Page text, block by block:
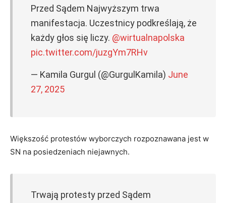
Przed Sądem Najwyższym trwa
manifestacja. Uczestnicy podkreślają, że
każdy głos się liczy. @wirtualnapolska
pic.twitter.com/juzgYm7RHv
— Kamila Gurgul (@GurgulKamila) June
27, 2025
Większość protestów wyborczych rozpoznawana jest w
SN na posiedzeniach niejawnych.
Trwają protesty przed Sądem